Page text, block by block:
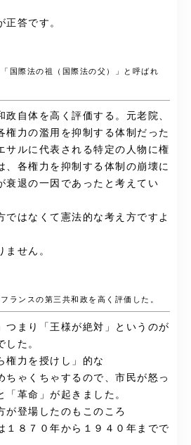
正答です。
国際法の祖（国際法の父）」と呼ばれ
政自体を高く評価する。元老院、
権力の濫用を抑制する体制だった
サルに代表される特定の人物に権
、各権力を抑制する体制の崩壊に
衰退の一因であったと考えてい
ではなくて憲法的な考え方ですよ
ません。
ランスの第三共和政を高く評価した。
つまり「王様が絶対」というのが
した。
権力を授けし」的な
ちゃくちゃするので、市民が怒っ
革命」が起きました。
が登場したのもこのころ
１８７０年から１９４０年までで